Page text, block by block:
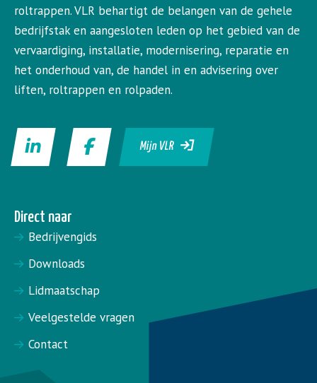
roltrappen. VLR behartigt de belangen van de gehele
bedrijfstak en aangesloten leden op het gebied van de
vervaardiging, installatie, modernisering, reparatie en
het onderhoud van, de handel in en advisering over
liften, roltrappen en rolpaden.
Mijn VLR
Direct naar
Bedrijvengids
Downloads
Lidmaatschap
Veelgestelde vragen
Contact